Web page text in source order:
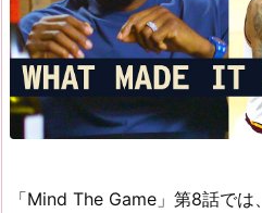
「Mind The Game」第8話で